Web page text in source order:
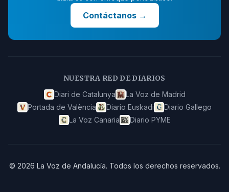
Contáctanos→
NUESTRA RED DE DIARIOS
Diari de Catalunya
La Voz de Madrid
Portada de València
Diario Euskadi
Diario Gallego
La Voz Canaria
Diario PYME
© 2026 La Voz de Andalucía. Todos los derechos reservados.